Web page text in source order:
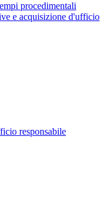
procedimentali
e acquisizione d'ufficio
responsabile